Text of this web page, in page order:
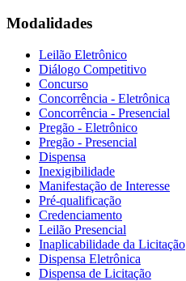
Modalidades
Leilão Eletrônico
Diálogo Competitivo
Concurso
Concorrência - Eletrônica
Concorrência - Presencial
Pregão - Eletrônico
Pregão - Presencial
Dispensa
Inexigibilidade
Manifestação de Interesse
Pré-qualificação
Credenciamento
Leilão Presencial
Inaplicabilidade da Licitação
Dispensa Eletrônica
Dispensa de Licitação